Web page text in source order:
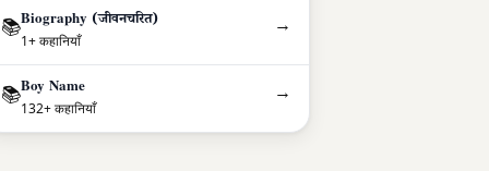
📚Biography (जीवनचरित)
1+ कहानियाँ
→
📚Boy Name
132+ कहानियाँ
→